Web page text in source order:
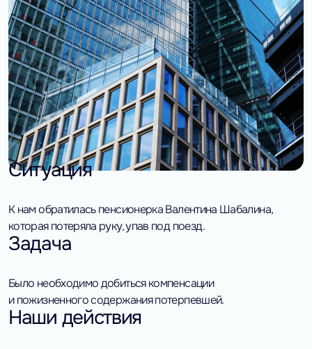
Ситуация
К нам обратилась пенсионерка Валентина Шабалина,
которая потеряла руку, упав под поезд.
Задача
Было необходимо добиться компенсации
и пожизненного содержания потерпевшей.
Наши действия